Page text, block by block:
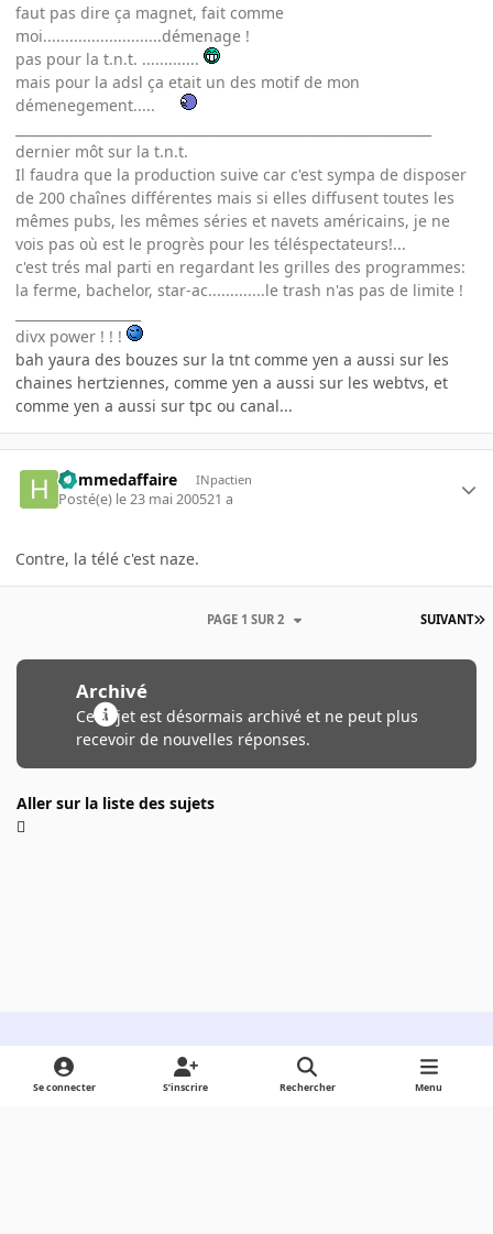
faut pas dire ça magnet, fait comme
moi...........................démenage !
pas pour la t.n.t. .............
mais pour la adsl ça etait un des motif de mon
démenegement.....
dernier môt sur la t.n.t.
Il faudra que la production suive car c'est sympa de disposer
de 200 chaînes différentes mais si elles diffusent toutes les
mêmes pubs, les mêmes séries et navets américains, je ne
vois pas où est le progrès pour les téléspectateurs!...
c'est trés mal parti en regardant les grilles des programmes:
la ferme, bachelor, star-ac.............le trash n'as pas de limite !
divx power ! ! !
bah yaura des bouzes sur la tnt comme yen a aussi sur les
chaines hertziennes, comme yen a aussi sur les webtvs, et
comme yen a aussi sur tpc ou canal...
hommedaffaire INpactien
Posté(e) le 23 mai 200521 a
Contre, la télé c'est naze.
SUIVANT
PAGE 1 SUR 2
Archivé
Ce sujet est désormais archivé et ne peut plus
recevoir de nouvelles réponses.
Aller sur la liste des sujets
Light ModeDark ModeSystem Preference
Se connecter S’inscrire Rechercher Menu